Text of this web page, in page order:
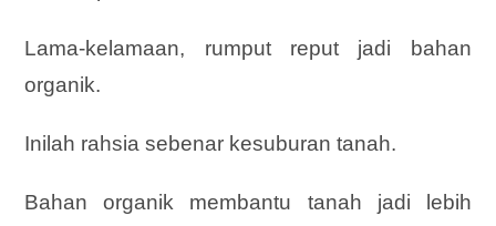
Lama-kelamaan, rumput reput jadi bahan
organik.
Inilah rahsia sebenar kesuburan tanah.
Bahan organik membantu tanah jadi lebih